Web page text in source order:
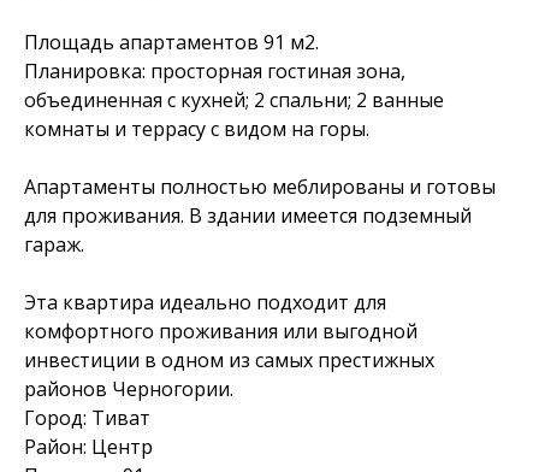
Площадь апартаментов 91 м2.
Планировка: просторная гостиная зона,
объединенная с кухней; 2 спальни; 2 ванные
комнаты и террасу с видом на горы.
Апартаменты полностью меблированы и готовы
для проживания. В здании имеется подземный
гараж.
Эта квартира идеально подходит для
комфортного проживания или выгодной
инвестиции в одном из самых престижных
районов Черногории.
Город: Тиват
Район: Центр